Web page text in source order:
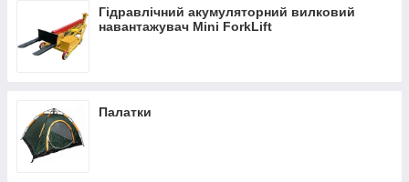
Гідравлічний акумуляторний вилковий
навантажувач Mini ForkLift
Палатки